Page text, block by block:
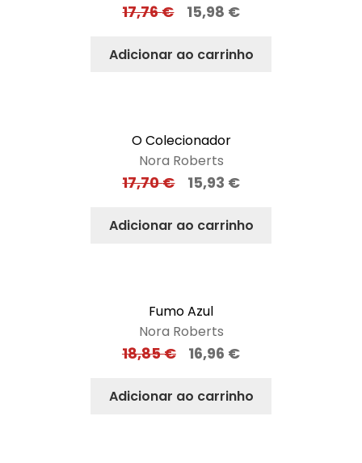
17,76€ 15,98 €
Adicionar ao carrinho
O Colecionador
Nora Roberts
17,70€ 15,93 €
Adicionar ao carrinho
Fumo Azul
Nora Roberts
18,85€ 16,96 €
Adicionar ao carrinho